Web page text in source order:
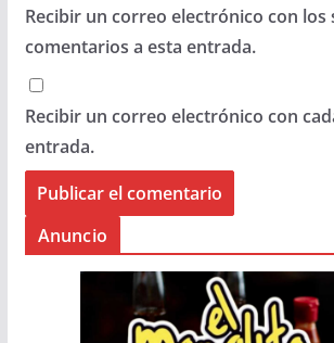
Recibir un correo electrónico con los
comentarios a esta entrada.
Recibir un correo electrónico con
entrada.
Anuncio